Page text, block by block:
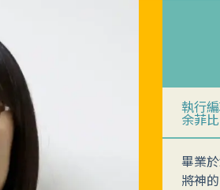
執行
余菲
畢業
將神